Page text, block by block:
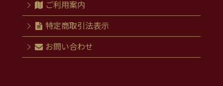
ご利用案内
特定商取引法表示
お問い合わせ